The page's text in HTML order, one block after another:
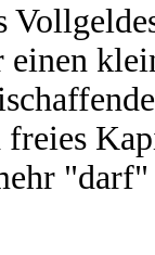
freies